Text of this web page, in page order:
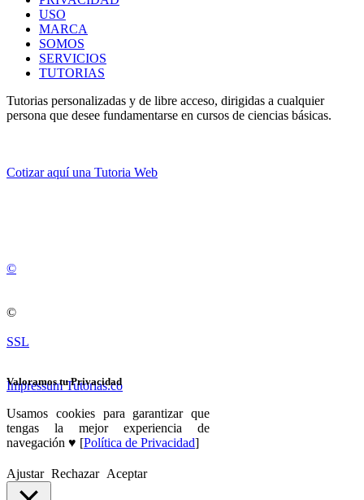
USO
MARCA
SOMOS
SERVICIOS
TUTORIAS
Tutorias personalizadas y de libre acceso, dirigidas a cualquier
persona que desee fundamentarse en cursos de ciencias básicas.
Cotizar aquí una Tutoria Web
©
©
SSL
Impressum Tutorias.co
Valoramos tu Privacidad
Usamos cookies para garantizar que
tengas la mejor experiencia de
navegación ♥ [Política de Privacidad]
Ajustar Rechazar Aceptar